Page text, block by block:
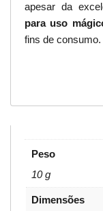
apesar da
para uso
fins de consumo.
Peso
10 g
Dimensões